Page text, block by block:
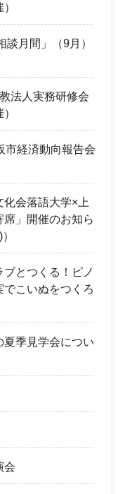
談月間」（9月）
法人実務研修会
市経済動向報告会
化会落語大学×上
」開催のお知ら
とつくる！ピノ
こいぬをつくろ
季見学会につい
会